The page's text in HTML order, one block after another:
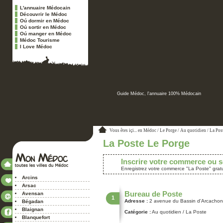
L'annuaire Médocain
Découvrir le Médoc
Oú dormir en Médoc
Oú sortir en Médoc
Oú manger en Médoc
Médoc Tourisme
I Love Médoc
Guide Médoc, l'annuaire 100% Médocain
Arcins
Arsac
Avensan
Bégadan
Blaignan
Blanquefort
Vous êtes içi... en Médoc / Le Porge / Au quotidien / La
La Poste Le Porge
Inscrire votre commerce ou
Enregistrez votre commerce "La Poste"
1 Bureau de Poste
Adresse : 2 avenue du Bassin
Catégorie :Au quotidien / La Poste